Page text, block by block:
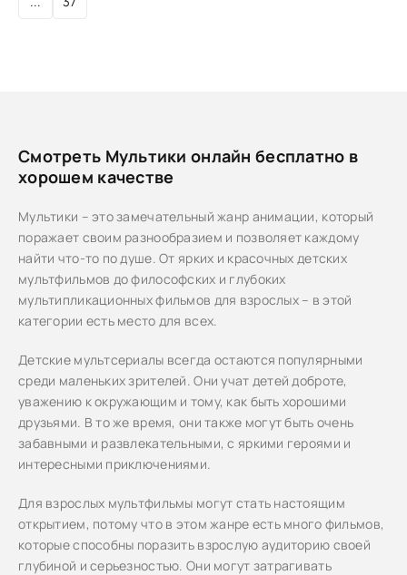
Смотреть Мультики онлайн бесплатно в
хорошем качестве
Мультики – это замечательный жанр анимации, который
поражает своим разнообразием и позволяет каждому
найти что-то по душе. От ярких и красочных детских
мультфильмов до философских и глубоких
мультипликационных фильмов для взрослых – в этой
категории есть место для всех.
Детские мультсериалы всегда остаются популярными
среди маленьких зрителей. Они учат детей доброте,
уважению к окружающим и тому, как быть хорошими
друзьями. В то же время, они также могут быть очень
забавными и развлекательными, с яркими героями и
интересными приключениями.
Для взрослых мультфильмы могут стать настоящим
открытием, потому что в этом жанре есть много фильмов,
которые способны поразить взрослую аудиторию своей
глубиной и серьезностью. Они могут затрагивать